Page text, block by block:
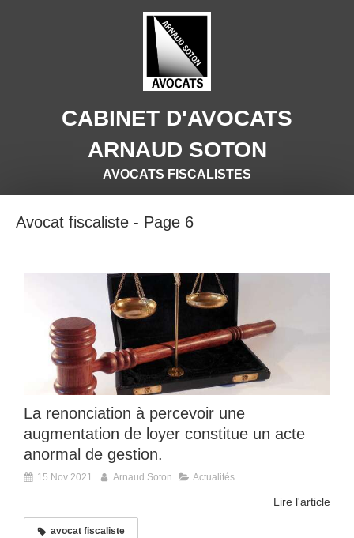
CABINET D'AVOCATS
ARNAUD SOTON
AVOCATS FISCALISTES
Avocat fiscaliste - Page 6
La renonciation à percevoir une
augmentation de loyer constitue un acte
anormal de gestion.
15 Nov 2021 Arnaud Soton Actualités
Lire l'article
avocat fiscaliste